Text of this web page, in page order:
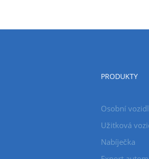
PRODUKTY
Osobní
Užitková
Nabíječka